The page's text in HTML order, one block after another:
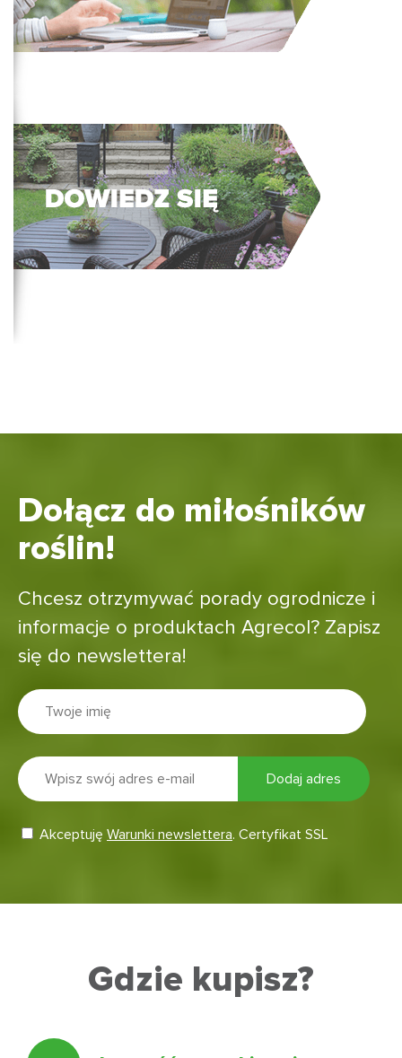
Dołącz do miłośników
roślin!
Chcesz otrzymywać porady ogrodnicze i
informacje o produktach Agrecol? Zapisz
się do newslettera!
Akceptuję Warunki newslettera. Certyfikat SSL
Gdzie kupisz?